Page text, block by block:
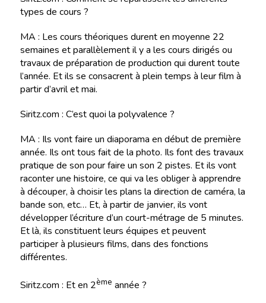
types de cours ?
MA : Les cours théoriques durent en moyenne 22
semaines et parallèlement il y a les cours dirigés ou
travaux de préparation de production qui durent toute
l’année. Et ils se consacrent à plein temps à leur film à
partir d’avril et mai.
Siritz.com : C’est quoi la polyvalence ?
MA : Ils vont faire un diaporama en début de première
année. Ils ont tous fait de la photo. Ils font des travaux
pratique de son pour faire un son 2 pistes. Et ils vont
raconter une histoire, ce qui va les obliger à apprendre
à découper, à choisir les plans la direction de caméra, la
bande son, etc… Et, à partir de janvier, ils vont
développer l’écriture d’un court-métrage de 5 minutes.
Et là, ils constituent leurs équipes et peuvent
participer à plusieurs films, dans des fonctions
différentes.
Siritz.com : Et en 2ème année ?